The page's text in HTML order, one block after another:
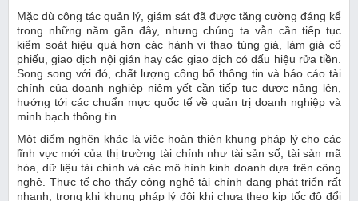
Mặc dù công tác quản lý, giám sát đã được tăng cường đáng kể
trong những năm gần đây, nhưng chúng ta vẫn cần tiếp tục
kiểm soát hiệu quả hơn các hành vi thao túng giá, làm giá cổ
phiếu, giao dịch nội gián hay các giao dịch có dấu hiệu rửa tiền.
Song song với đó, chất lượng công bố thông tin và báo cáo tài
chính của doanh nghiệp niêm yết cần tiếp tục được nâng lên,
hướng tới các chuẩn mực quốc tế về quản trị doanh nghiệp và
minh bạch thông tin.
Một điểm nghẽn khác là việc hoàn thiện khung pháp lý cho các
lĩnh vực mới của thị trường tài chính như tài sản số, tài sản mã
hóa, dữ liệu tài chính và các mô hình kinh doanh dựa trên công
nghệ. Thực tế cho thấy công nghệ tài chính đang phát triển rất
nhanh, trong khi khung pháp lý đôi khi chưa theo kịp tốc độ đổi